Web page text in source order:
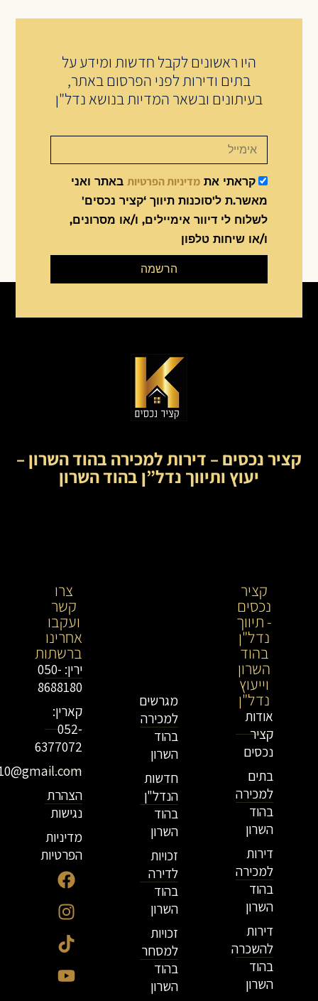
היו ראשונים לקבל חדשות ומידע על
בתים ודירות לפני הפרסום באתר,
בעיתונים ובשאר המדיות בנושא נדל"ן
קראתי את מדיניות הפרטיות באתר ואני
מאשר.ת ל'סוכנות תיווך ‘קציר נכסים'
לשלוח לי דיוור אימיילים, ו/או מסרונים,
ו/או שיחות טלפון
הרשמה
קציר נכסים – דירות למכירה בהוד השרון –
יעוץ ותיווך נדל”ן בהוד השרון
קציר
נכסים
- תיווך
נדל"ן
בהוד
השרון
וייעוץ
נדל"ן
אודות
קציר
נכסים
בתים
למכירה
בהוד
השרון
דירות
למכירה
בהוד
השרון
דירות
להשכרה
בהוד
השרון
מגרשים
למכירה
בהוד
השרון
חדשות
הנדל"ן
בהוד
השרון
זכויות
לדירה
בהוד
השרון
זכויות
למסחר
בהוד
השרון
צרו
קשר
ועקבו
אחרינו
ברשתות
ירין: 050-
8688180
קארין:
052-
6377072
הצהרת
נגישות
מדיניות
הפרטיות